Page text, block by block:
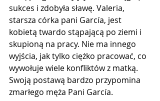
sukces i zdobyła sławę. Valeria,
starsza córka pani García, jest
kobietą twardo stąpającą po ziemi i
skupioną na pracy. Nie ma innego
wyjścia, jak tylko ciężko pracować, co
wywołuje wiele konfliktów z matką.
Swoją postawą bardzo przypomina
zmarłego męża Pani García.